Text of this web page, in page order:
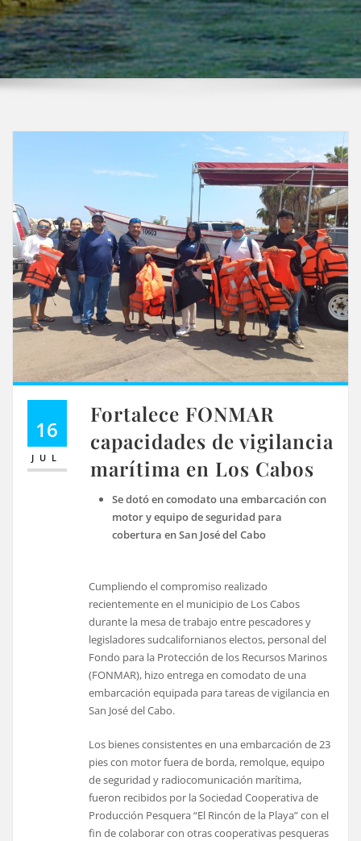
16
JUL
Fortalece FONMAR
capacidades de vigilancia
marítima en Los Cabos
Se dotó en comodato una embarcación con
motor y equipo de seguridad para
cobertura en San José del Cabo
Cumpliendo el compromiso realizado
recientemente en el municipio de Los Cabos
durante la mesa de trabajo entre pescadores y
legisladores sudcalifornianos electos, personal del
Fondo para la Protección de los Recursos Marinos
(FONMAR), hizo entrega en comodato de una
embarcación equipada para tareas de vigilancia en
San José del Cabo.
Los bienes consistentes en una embarcación de 23
pies con motor fuera de borda, remolque, equipo
de seguridad y radiocomunicación marítima,
fueron recibidos por la Sociedad Cooperativa de
Producción Pesquera “El Rincón de la Playa” con el
fin de colaborar con otras cooperativas pesqueras